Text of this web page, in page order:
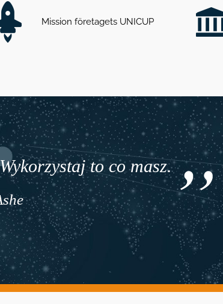
Mission företagets UNICUP
to co masz.